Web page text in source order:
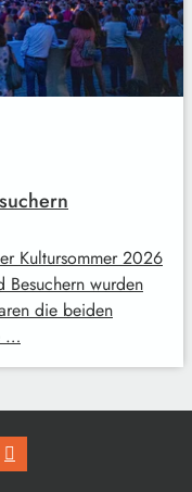
Kultursommer 2026
wurden
die beiden
…